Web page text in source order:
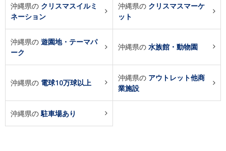
沖縄県の クリスマスイルミ
ネーション
沖縄県の クリスマスマーケ
ット
沖縄県の 遊園地・テーマパ
ーク
沖縄県の 水族館・動物園
沖縄県の 電球10万球以上
沖縄県の アウトレット他商
業施設
沖縄県の 駐車場あり